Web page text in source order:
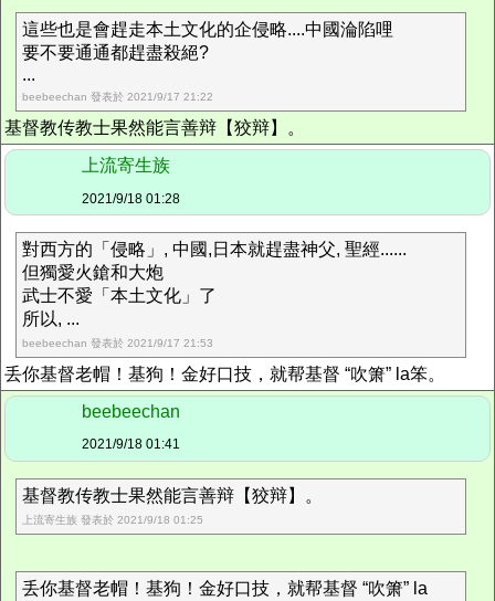
這些也是會趕走本土文化的企侵略....中國淪陷哩
要不要通通都趕盡殺絕?
...
beebeechan 發表於 2021/9/17 21:22
基督教传教士果然能言善辩【狡辩】。
上流寄生族
2021/9/18 01:28
對西方的「侵略」, 中國,日本就趕盡神父, 聖經......
但獨愛火鎗和大炮
武士不愛「本土文化」了
所以, ...
beebeechan 發表於 2021/9/17 21:53
丢你基督老帽！基狗！金好口技，就帮基督 “吹箫” la笨。
beebeechan
2021/9/18 01:41
基督教传教士果然能言善辩【狡辩】。
上流寄生族 發表於 2021/9/18 01:25
丢你基督老帽！基狗！金好口技，就帮基督 “吹箫” la